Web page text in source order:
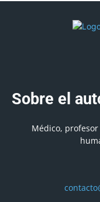
Sobre el
Médico,